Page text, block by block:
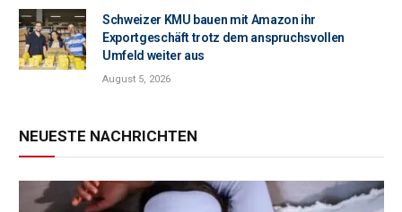
Schweizer KMU bauen mit Amazon ihr
Exportgeschäft trotz dem anspruchsvollen
Umfeld weiter aus
August 5, 2026
NEUESTE NACHRICHTEN